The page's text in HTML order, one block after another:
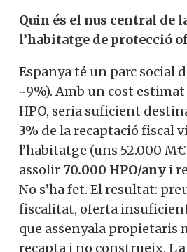
Quin és el nus central de
l’habitatge de protecció
Espanya té un parc social
~9%). Amb un cost
HPO, seria suficient
3% de la recaptació fiscal
l’habitatge (uns 52.000
assolir70.000 HPO/any i
No s’ha fet. El resultat:
fiscalitat, oferta
que assenyala propietaris
recapta i no construeix.